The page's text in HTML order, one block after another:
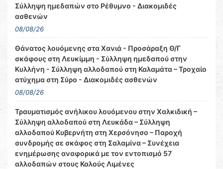
Σύλληψη ημεδαπών στο Ρέθυμνο - Διακομιδές
ασθενών
08/08/26
Θάνατος λουόμενης στα Χανιά - Προσάραξη Θ/Γ
σκάφους στη Λευκίμμη - Σύλληψη ημεδαπού στην
Κυλλήνη - Σύλληψη αλλοδαπού στη Καλαμάτα – Τροχαίο
ατύχημα στη Σύρο - Διακομιδές ασθενών
08/08/26
Τραυματισμός ανήλικου λουόμενου στην Χαλκιδική –
Σύλληψη αλλοδαπού στη Λευκάδα – Σύλληψη
αλλοδαπού Κυβερνήτη στη Χερσόνησο – Παροχή
συνδρομής σε σκάφος στη Σαλαμίνα – Συνέχεια
ενημέρωσης αναφορικά με τον εντοπισμό 57
αλλοδαπών στους Καλούς Λιμένες